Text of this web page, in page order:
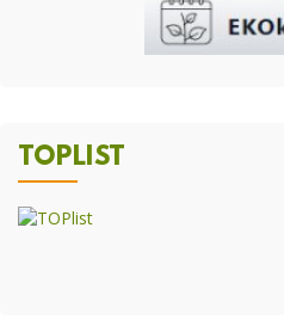
TOPLIST